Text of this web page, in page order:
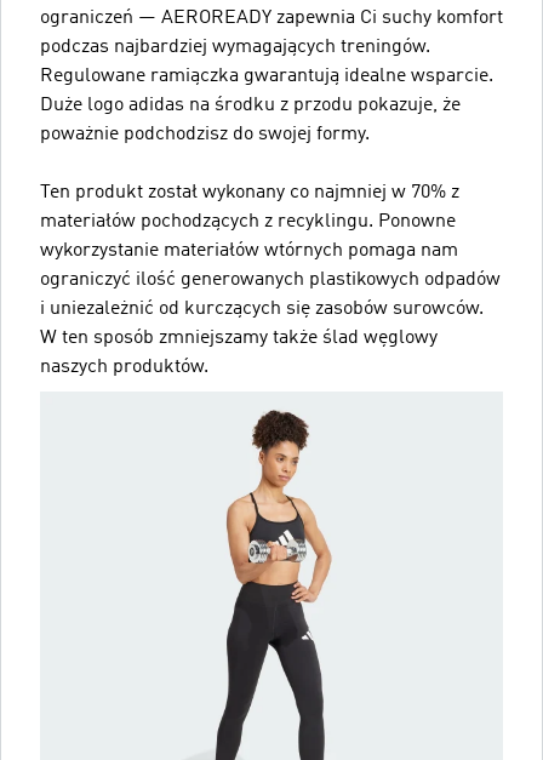
ograniczeń — AEROREADY zapewnia Ci suchy komfort
podczas najbardziej wymagających treningów.
Regulowane ramiączka gwarantują idealne wsparcie.
Duże logo adidas na środku z przodu pokazuje, że
poważnie podchodzisz do swojej formy.
Ten produkt został wykonany co najmniej w 70% z
materiałów pochodzących z recyklingu. Ponowne
wykorzystanie materiałów wtórnych pomaga nam
ograniczyć ilość generowanych plastikowych odpadów
i uniezależnić od kurczących się zasobów surowców.
W ten sposób zmniejszamy także ślad węglowy
naszych produktów.